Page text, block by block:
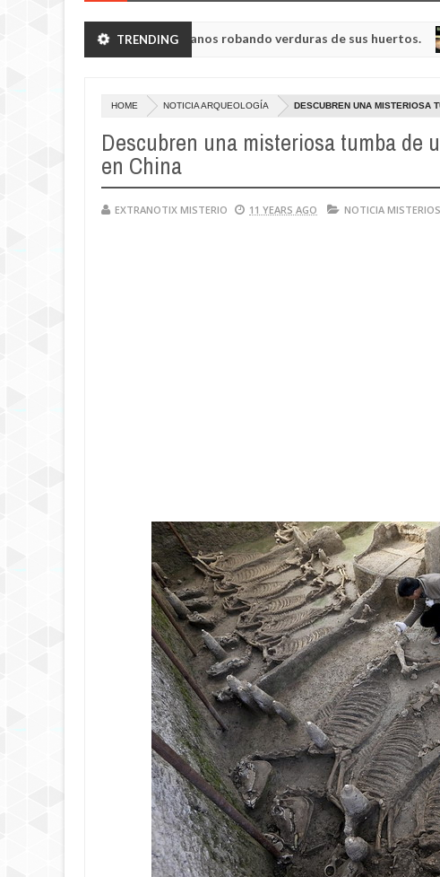
TRENDING
a humanoides enanos robando verduras de sus huertos. NOTICIA
HOME NOTICIA ARQUEOLOGÍA DESCUBREN UNA MISTERIOSA
Descubren una misteriosa tumba de
en China
EXTRANOTIX MISTERIO 11 YEARS AGO NOTICIA